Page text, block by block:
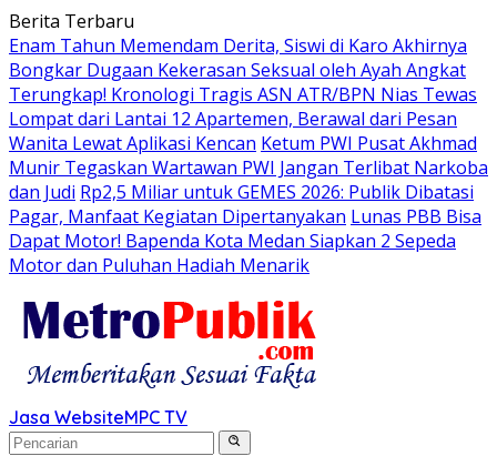
Langsung
ke
konten
Berita Terbaru
Enam Tahun Memendam Derita, Siswi di Karo Akhirnya
Bongkar Dugaan Kekerasan Seksual oleh Ayah Angkat
Terungkap! Kronologi Tragis ASN ATR/BPN Nias Tewas
Lompat dari Lantai 12 Apartemen, Berawal dari Pesan
Wanita Lewat Aplikasi Kencan Ketum PWI Pusat Akhmad
Munir Tegaskan Wartawan PWI Jangan Terlibat Narkoba
dan Judi Rp2,5 Miliar untuk GEMES 2026: Publik Dibatasi
Pagar, Manfaat Kegiatan Dipertanyakan Lunas PBB Bisa
Dapat Motor! Bapenda Kota Medan Siapkan 2 Sepeda
Motor dan Puluhan Hadiah Menarik
Jasa WebsiteMPC TV